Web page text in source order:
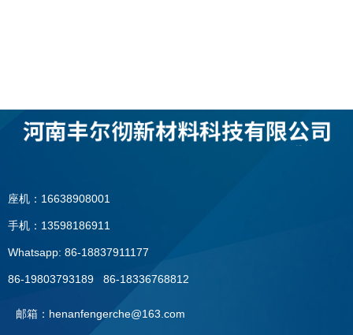
座机：16638908001
手机：13598186911
Whatsapp: 86-18837911177
86-19803793189 86-18336768812
邮箱：henanfengerche@163.com